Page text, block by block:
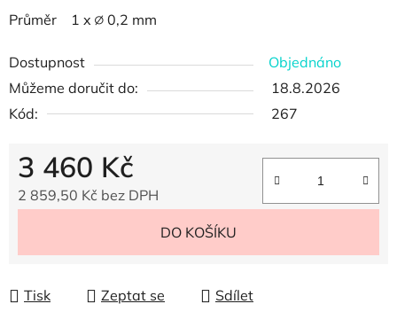
Průměr 1 x ∅ 0,2 mm
Dostupnost
Objednáno
Můžeme doručit do:
18.8.2026
Kód:
267
3 460 Kč
2 859,50 Kč bez DPH
DO KOŠÍKU
Tisk Zeptat se Sdílet